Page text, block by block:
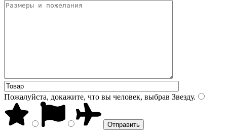
Пожалуйста, докажите, что вы человек, выбрав Звезду.